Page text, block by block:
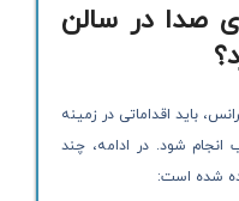
صدا در سالن
باید اقداماتی در زمینه
شود. در ادامه، چند
شده است: